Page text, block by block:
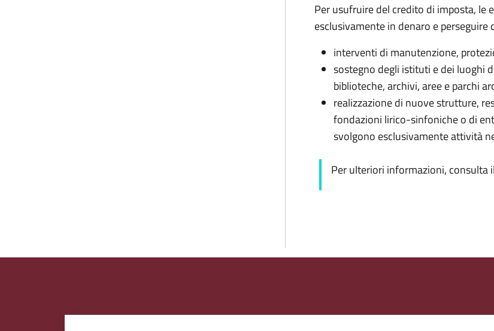
Per usufruire del credito di imposta, le
esclusivamente in denaro e perseguire
interventi di manutenzione,
sostegno degli istituti e dei luoghi
biblioteche, archivi, aree e parchi
realizzazione di nuove strutture,
fondazioni lirico-sinfoniche o di
svolgono esclusivamente attività
Per ulteriori informazioni, consulta il